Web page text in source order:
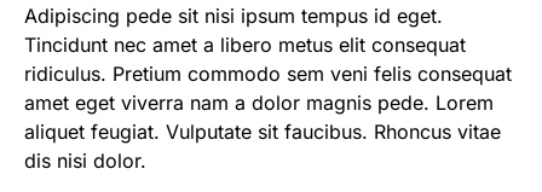
Adipiscing pede sit nisi ipsum tempus id eget.
Tincidunt nec amet a libero metus elit consequat
ridiculus. Pretium commodo sem veni felis consequat
amet eget viverra nam a dolor magnis pede. Lorem
aliquet feugiat. Vulputate sit faucibus. Rhoncus vitae
dis nisi dolor.